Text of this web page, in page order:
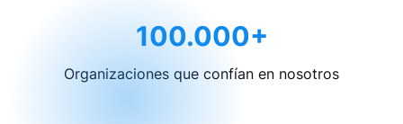
100.000+
Organizaciones que confían en nosotros